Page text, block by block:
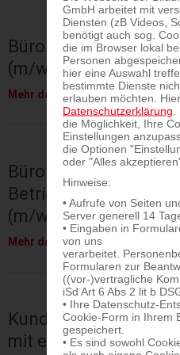
GmbH arbeitet mit
Diensten (zB Videos,
benötigt auch sog.
die im Browser lokal
Personen
hier eine Auswahl
bestimmte Dienste
erlauben möchten.
Datenschutzerklärung
die Möglichkeit, Ihre
Einstellungen
die Optionen
oder "Alles
Hinweise:
• Aufrufe von Seiten
Server generell 14
• Eingaben in
von uns
verarbeitet.
Formularen zur
((vor-)vertragliche
iSd Art 6 Abs 2 lit b
• Ihre Datenschutz-
Cookie-Form in Ihrem
gespeichert.
• Es sind sowohl
Bürokoordination &
(m/w/d) 37h
Mehr darüber erfahren
&
(m/w/d)
37h)
›
Bürokoordination mit
Betriebliches
(m/w/d) 37h
Mehr darüber erfahren
mit
(m/w/d)
37h)
Kund:innenservice –
mit erhöhtem